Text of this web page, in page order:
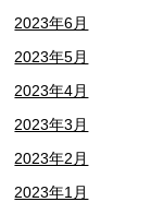
2023年6月
2023年5月
2023年4月
2023年3月
2023年2月
2023年1月